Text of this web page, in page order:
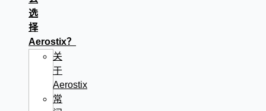
选
择
Aerostix？
关
于
Aerostix
常